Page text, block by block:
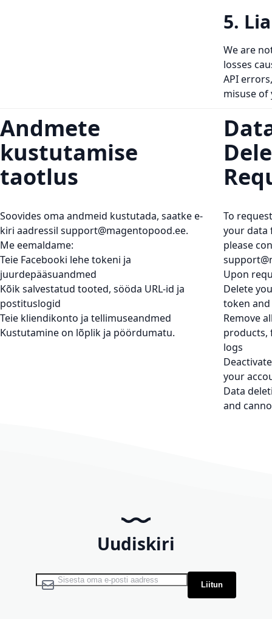
5.
We are
losses
API
misuse of
Andmete
kustutamise
taotlus
Soovides oma andmeid kustutada, saatke e-
kiri aadressil support@magentopood.ee.
Me eemaldame:
Teie Facebooki lehe tokeni ja
juurdepääsuandmed
Kõik salvestatud tooted, sööda URL-id ja
postituslogid
Teie kliendikonto ja tellimuseandmed
Kustutamine on lõplik ja pöördumatu.
To
your data
please
Upon
Delete
token and
Remove
products,
logs
your
Data
and
Uudiskiri
Liitu uudiskirjaga: Liitun